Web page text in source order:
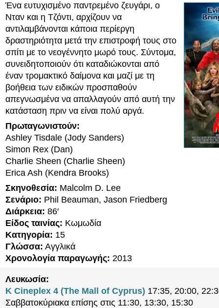
Ένα ευτυχισμένο παντρεμένο ζευγάρι, ο
Νταν και η Τζόντι, αρχίζουν να
αντιλαμβάνονται κάποια περίεργη
δραστηριότητα μετά την επιστροφή τους στο
σπίτι με το νεογέννητο μωρό τους. Σύντομα,
συνειδητοποιούν ότι καταδιώκονται από
έναν τρομακτικό δαίμονα και μαζί με τη
βοήθεια των ειδικών προσπαθούν
απεγνωσμένα να απαλλαγούν από αυτή την
κατάσταση πριν να είναι πολύ αργά.
Πρωταγωνιστούν:
Ashley Tisdale (Jody Sanders)
Simon Rex (Dan)
Charlie Sheen (Charlie Sheen)
Erica Ash (Kendra Brooks)
Σκηνοθεσία: Malcolm D. Lee
Σενάριο: Phil Beauman, Jason Friedberg
Διάρκεια: 86′
Είδος ταινίας: Κωμωδία
Κατηγορία: 15
Γλώσσα: Αγγλικά
Χρονολογία παραγωγής: 2013
Λευκωσία:
K Cineplex 4 (The Mall of Cyprus) 17:35, 20:00,
Σαββατοκύριακα επίσης στις 11:30, 13:30, 15:30